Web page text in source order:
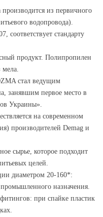
из первичного
водопровода).
соответствует стандарту
продукт. Полипропилен
стал ведущим
занявшим первое место в
Украины».
на современном
производителей Demag и
сырье, которое подходит
целей.
диаметром 20-160*:
назначения.
при спайке пластик